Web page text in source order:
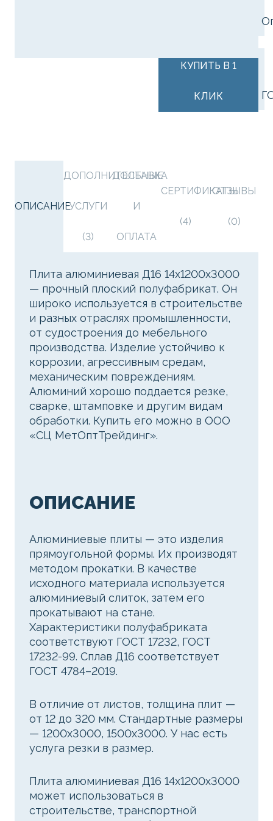
КУПИТЬ В 1
КЛИК
ОПИСАНИЕ
ДОПОЛНИТЕЛЬНЫЕ
УСЛУГИ
(3)
ДОСТАВКА
И
ОПЛАТА
СЕРТИФИКАТЫ
(4)
ОТЗЫВЫ
(0)
Плита алюминиевая Д16 14х1200х3000
— прочный плоский полуфабрикат. Он
широко используется в строительстве
и разных отраслях промышленности,
от судостроения до мебельного
производства. Изделие устойчиво к
коррозии, агрессивным средам,
механическим повреждениям.
Алюминий хорошо поддается резке,
сварке, штамповке и другим видам
обработки. Купить его можно в ООО
«СЦ МетОптТрейдинг».
ОПИСАНИЕ
Алюминиевые плиты — это изделия
прямоугольной формы. Их производят
методом прокатки. В качестве
исходного материала используется
алюминиевый слиток, затем его
прокатывают на стане.
Характеристики полуфабриката
соответствуют ГОСТ 17232, ГОСТ
17232-99. Сплав Д16 соответствует
ГОСТ 4784–2019.
В отличие от листов, толщина плит —
от 12 до 320 мм. Стандартные размеры
— 1200x3000, 1500x3000. У нас есть
услуга резки в размер.
Плита алюминиевая Д16 14х1200х3000
может использоваться в
строительстве, транспортной